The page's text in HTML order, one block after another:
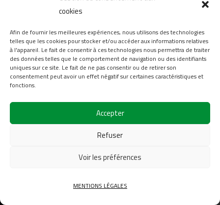
cookies
Afin de fournir les meilleures expériences, nous utilisons des technologies
telles que les cookies pour stocker et/ou accéder aux informations relatives
à l'appareil. Le fait de consentir à ces technologies nous permettra de traiter
des données telles que le comportement de navigation ou des identifiants
uniques sur ce site. Le fait de ne pas consentir ou de retirer son
consentement peut avoir un effet négatif sur certaines caractéristiques et
fonctions.
Accepter
Refuser
Voir les préférences
MENTIONS LÉGALES
FAQ
Téléchargement
Login
Contact
Suivez-nous sur
légales